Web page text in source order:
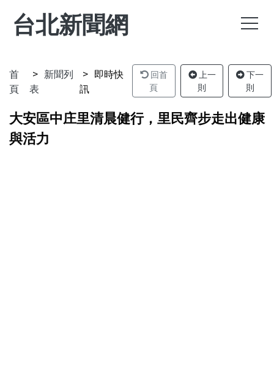
台北新聞網
首
頁
新聞列
表
即時快
訊
回首
頁
上一
則
下一
則
大安區中庄里清晨健行，里民齊步走出健康
與活力